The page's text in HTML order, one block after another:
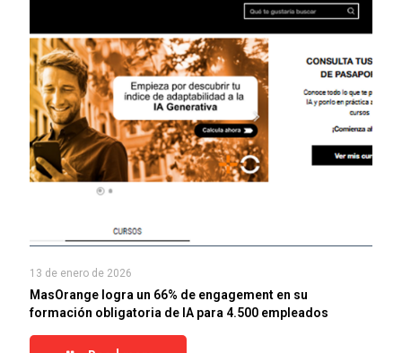
13 de enero de 2026
MasOrange logra un 66% de engagement en su
formación obligatoria de IA para 4.500 empleados